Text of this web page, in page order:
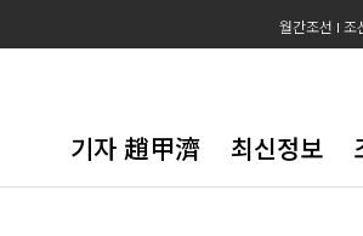
월간조선 조
기자 趙甲濟 최신정보